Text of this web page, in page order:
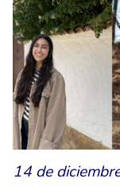
14 de